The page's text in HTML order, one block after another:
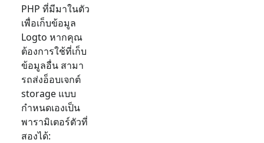
PHP ที่มีมาในตัว
เพื่อเก็บข้อมูล
Logto หากคุณ
ต้องการใช้ที่เก็บ
ข้อมูลอื่น สามา
รถส่งอ็อบเจกต์
storage แบบ
กำหนดเองเป็น
พารามิเตอร์ตัวที่
สองได้: